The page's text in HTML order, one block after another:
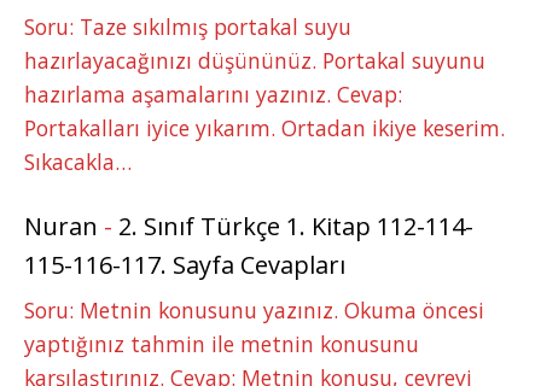
Soru: Taze sıkılmış portakal suyu
hazırlayacağınızı düşününüz. Portakal suyunu
hazırlama aşamalarını yazınız. Cevap:
Portakalları iyice yıkarım. Ortadan ikiye keserim.
Sıkacakla…
Nuran - 2. Sınıf Türkçe 1. Kitap 112-114-
115-116-117. Sayfa Cevapları
Soru: Metnin konusunu yazınız. Okuma öncesi
yaptığınız tahmin ile metnin konusunu
karşılaştırınız. Cevap: Metnin konusu, çevreyi